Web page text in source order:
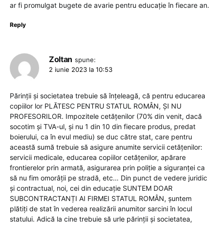
ar fi promulgat bugete de avarie pentru educație în fiecare an.
Reply
Zoltan spune:
2 iunie 2023 la 10:53
Părinții și societatea trebuie să înțeleagă, că pentru educarea
copiilor lor PLĂTESC PENTRU STATUL ROMÂN, ȘI NU
PROFESORILOR. Impozitele cetățenilor (70% din venit, dacă
socotim și TVA-ul, și nu 1 din 10 din fiecare produs, predat
boierului, ca în evul mediu) se duc către stat, care pentru
această sumă trebuie să asigure anumite servicii cetățenilor:
servicii medicale, educarea copiilor cetățenilor, apărare
frontierelor prin armată, asigurarea prin poliție a siguranței ca
să nu fim omorâții pe stradă, etc… Din punct de vedere juridic
și contractual, noi, cei din educație SUNTEM DOAR
SUBCONTRACTANȚI AI FIRMEI STATUL ROMÂN, șuntem
plătiți de stat în vederea realizării anumitor sarcini în locul
statului. Adică la cine trebuie să urle părinții și societatea,